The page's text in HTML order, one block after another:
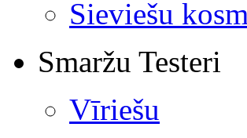
Sieviešu
Smaržu Testeri
Vīriešu